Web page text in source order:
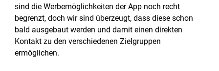
sind die Werbemöglichkeiten der App noch recht
begrenzt, doch wir sind überzeugt, dass diese schon
bald ausgebaut werden und damit einen direkten
Kontakt zu den verschiedenen Zielgruppen
ermöglichen.